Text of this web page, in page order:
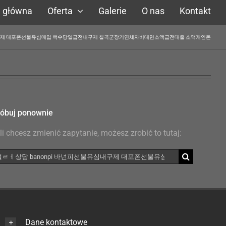
Oferta Galerie O nas Kontakt
대포폰선불유심매입 백수당일급전내구제 칠곡군장기연체자비대면소액급전대출 소액개인돈
ponownie
chcesz zmienić zapytanie, możesz zrobić to tutaj:
Dane kontaktowe